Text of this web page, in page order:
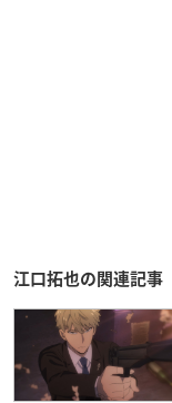
江口拓也の関連記事